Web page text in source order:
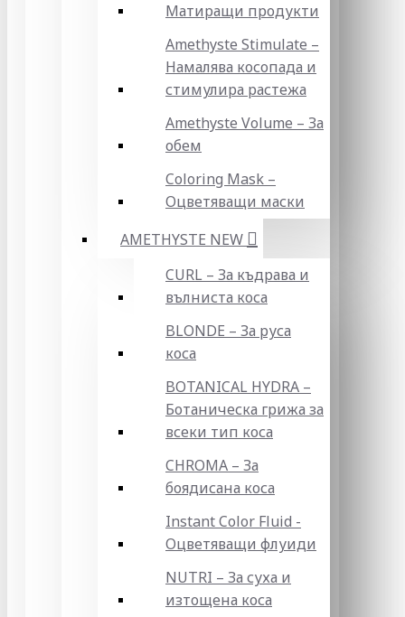
Матиращи продукти
Amethyste Stimulate –
Намалява косопада и
стимулира растежа
Amethyste Volume – За
обем
Coloring Mask –
Оцветяващи маски
AMETHYSTE NEW
CURL – За къдрава и
вълниста коса
BLONDE – За руса
коса
BOTANICAL HYDRA –
Ботаническа грижа за
всеки тип коса
CHROMA – За
боядисана коса
Instant Color Fluid -
Оцветяващи флуиди
NUTRI – За суха и
изтощена коса